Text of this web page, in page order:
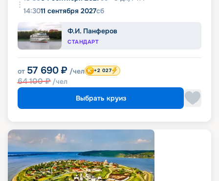
14:3011 сентября 2027сб
Ф.И. Панферов
СТАНДАРТ
от 57 690 ₽ /чел
64 100₽ /чел
+2 027
Выбрать круиз